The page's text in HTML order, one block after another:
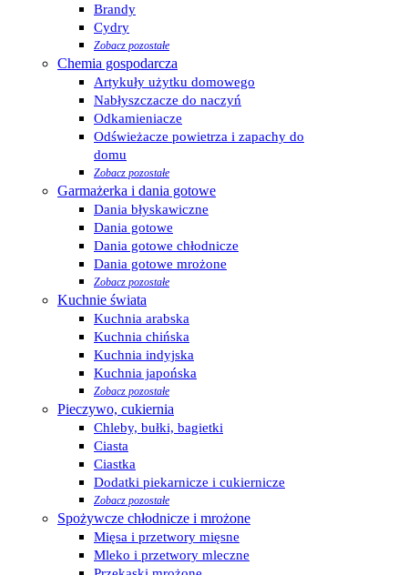
Brandy
Cydry
Zobacz pozostałe
Chemia gospodarcza
Artykuły użytku domowego
Nabłyszczacze do naczyń
Odkamieniacze
Odświeżacze powietrza i zapachy do
domu
Zobacz pozostałe
Garmażerka i dania gotowe
Dania błyskawiczne
Dania gotowe
Dania gotowe chłodnicze
Dania gotowe mrożone
Zobacz pozostałe
Kuchnie świata
Kuchnia arabska
Kuchnia chińska
Kuchnia indyjska
Kuchnia japońska
Zobacz pozostałe
Pieczywo, cukiernia
Chleby, bułki, bagietki
Ciasta
Ciastka
Dodatki piekarnicze i cukiernicze
Zobacz pozostałe
Spożywcze chłodnicze i mrożone
Mięsa i przetwory mięsne
Mleko i przetwory mleczne